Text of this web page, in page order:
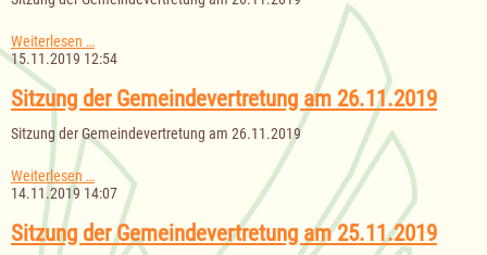
Weiterlesen …
der
am
26.11.2019
15.11.2019 12:54
Sitzung der Gemeindevertretung am 26.11.2019
Sitzung der Gemeindevertretung am 26.11.2019
Weiterlesen … Sitzung
der
Gemeindevertretung
am
26.11.2019
14.11.2019 14:07
Sitzung der Gemeindevertretung am 25.11.2019